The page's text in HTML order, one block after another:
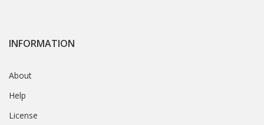
INFORMATION
About
Help
License